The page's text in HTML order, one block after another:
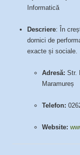
Informatică
Descriere: În
dornici de
exacte și sociale.
Adresă: Str.
Maramureș
Telefon:
Website: